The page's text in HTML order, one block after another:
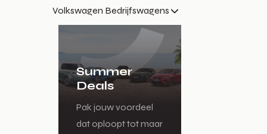
Volkswagen Bedrijfswagens
Summer
Deals
Pak jouw voordeel
dat oploopt tot maar